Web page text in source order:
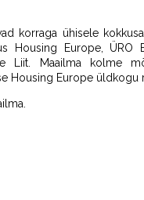
korraga ühisele
Housing Europe, ÜRO
Liit. Maailma kolme
Housing Europe üldkogu